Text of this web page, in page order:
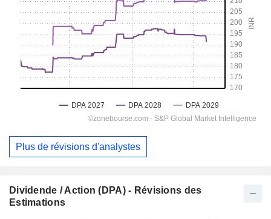
Plus de révisions d'analystes
Dividende / Action (DPA) - Révisions des
Estimations